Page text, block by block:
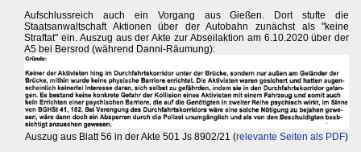
Aufschlussreich auch ein Vorgang aus Gießen. Dort stufte die
Staatsanwaltschaft Aktionen über der Autobahn zunächst als "keine
Straftat" ein. Auszug aus der Akte zur Abseilaktion am 6.10.2020 über der
A5 bei Bersrod (während Danni-Räumung):
Auszug aus Blatt 56 in der Akte 501 Js 8902/21 (relevante Seiten als PDF)